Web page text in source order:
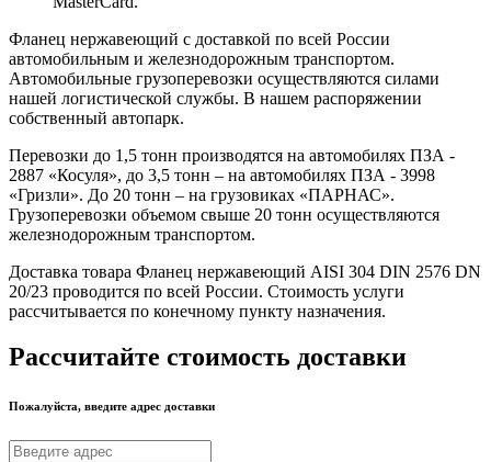
Фланец нержавеющий с доставкой по всей России
автомобильным и железнодорожным транспортом.
Автомобильные грузоперевозки осуществляются силами
нашей логистической службы. В нашем распоряжении
собственный автопарк.
Перевозки до 1,5 тонн производятся на автомобилях ПЗА -
2887 «Косуля», до 3,5 тонн – на автомобилях ПЗА - 3998
«Гризли». До 20 тонн – на грузовиках «ПАРНАС».
Грузоперевозки объемом свыше 20 тонн осуществляются
железнодорожным транспортом.
Доставка товара Фланец нержавеющий AISI 304 DIN 2576 DN
20/23 проводится по всей России. Стоимость услуги
рассчитывается по конечному пункту назначения.
Рассчитайте стоимость доставки
Пожалуйста, введите адрес доставки